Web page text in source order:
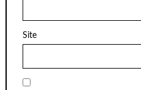
Site